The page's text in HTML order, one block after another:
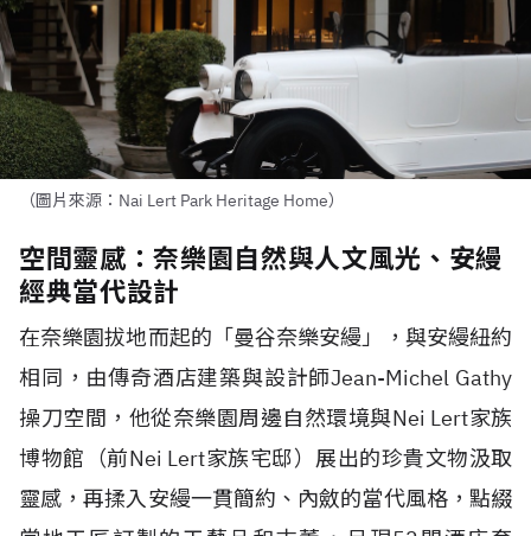
（圖片來源：Nai Lert Park Heritage Home）
空間靈感：奈樂園自然與人文風光、安縵
經典當代設計
在奈樂園拔地而起的「曼谷奈樂安縵」，與安縵紐約
相同，由傳奇酒店建築與設計師Jean-Michel Gathy
操刀空間，他從奈樂園周邊自然環境與Nei Lert家族
博物館（前Nei Lert家族宅邸）展出的珍貴文物汲取
靈感，再揉入安縵一貫簡約、內斂的當代風格，點綴